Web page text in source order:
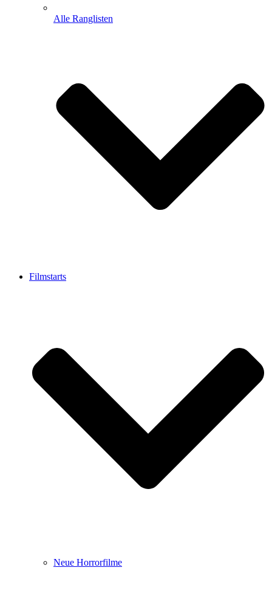
Alle Ranglisten
Filmstarts
Neue Horrorfilme